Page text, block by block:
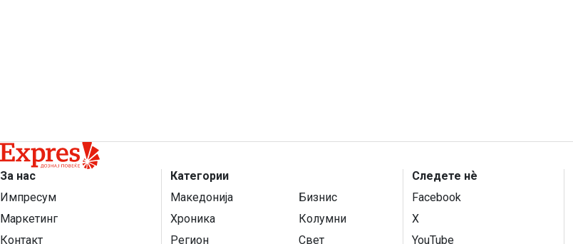
За нас
Импресум
Маркетинг
Контакт
Категории
Македонија
Бизнис
Хроника
Колумни
Регион
Свет
Следете нѐ
Facebook
X
YouTube